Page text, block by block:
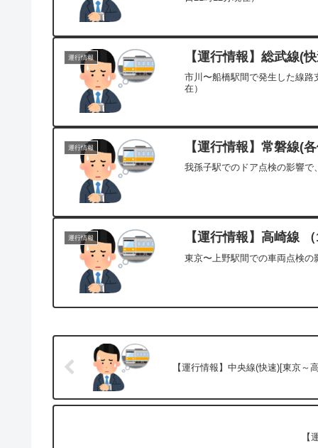
運行情報 【運行情報】総武線(
市川〜船橋駅間で発生した線路
在）
運行情報 【運行情報】常磐線(
我孫子駅でのドア点検の影響で
運行情報 【運行情報】高崎線
東京〜上野駅間での車両点検の
【運行情報】中央線(快速)[東京～
【